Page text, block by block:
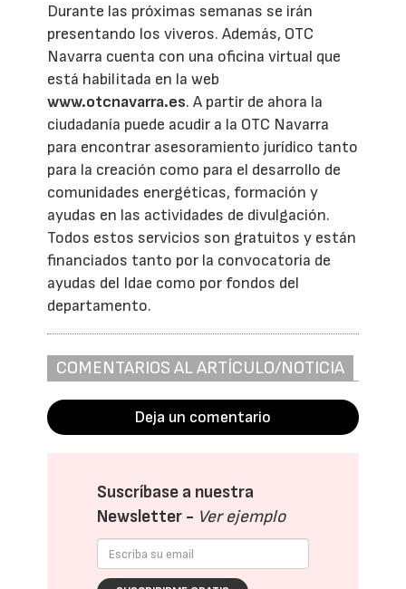
Durante las próximas semanas se irán
presentando los viveros. Además, OTC
Navarra cuenta con una oficina virtual que
está habilitada en la web
www.otcnavarra.es. A partir de ahora la
ciudadanía puede acudir a la OTC Navarra
para encontrar asesoramiento jurídico tanto
para la creación como para el desarrollo de
comunidades energéticas, formación y
ayudas en las actividades de divulgación.
Todos estos servicios son gratuitos y están
financiados tanto por la convocatoria de
ayudas del Idae como por fondos del
departamento.
COMENTARIOS AL ARTÍCULO/NOTICIA
Deja un comentario
Suscríbase a nuestra
Newsletter - Ver ejemplo